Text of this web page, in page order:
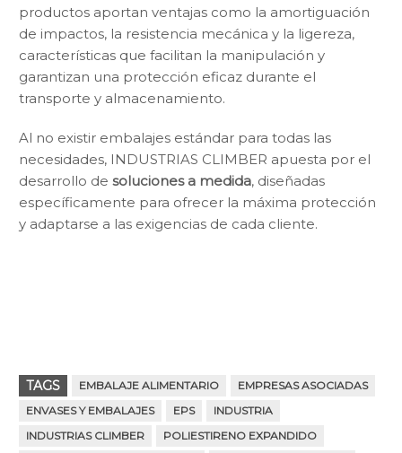
productos aportan ventajas como la amortiguación
de impactos, la resistencia mecánica y la ligereza,
características que facilitan la manipulación y
garantizan una protección eficaz durante el
transporte y almacenamiento.
Al no existir embalajes estándar para todas las
necesidades, INDUSTRIAS CLIMBER apuesta por el
desarrollo de soluciones a medida, diseñadas
específicamente para ofrecer la máxima protección
y adaptarse a las exigencias de cada cliente.
TAGS EMBALAJE ALIMENTARIO
EMPRESAS ASOCIADAS
ENVASES Y EMBALAJES
EPS
INDUSTRIA
INDUSTRIAS CLIMBER
POLIESTIRENO EXPANDIDO